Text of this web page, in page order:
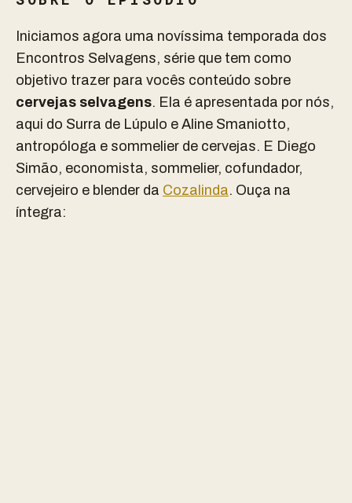
Iniciamos agora uma novíssima temporada dos
Encontros Selvagens, série que tem como
objetivo trazer para vocês conteúdo sobre
cervejas selvagens. Ela é apresentada por nós,
aqui do Surra de Lúpulo e Aline Smaniotto,
antropóloga e sommelier de cervejas. E Diego
Simão, economista, sommelier, cofundador,
cervejeiro e blender da Cozalinda. Ouça na
íntegra: